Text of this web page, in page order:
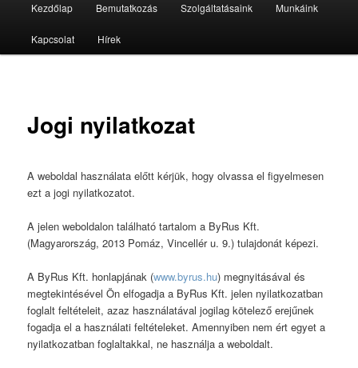
Tovább
az
Kezdőlap Bemutatkozás Szolgáltatásaink Munkáink
Kapcsolat Hírek
Jogi nyilatkozat
A weboldal használata előtt kérjük, hogy olvassa el figyelmesen
ezt a jogi nyilatkozatot.
A jelen weboldalon található tartalom a ByRus Kft.
(Magyarország, 2013 Pomáz, Vincellér u. 9.) tulajdonát képezi.
A ByRus Kft. honlapjának (www.byrus.hu) megnyitásával és
megtekintésével Ön elfogadja a ByRus Kft. jelen nyilatkozatban
foglalt feltételeit, azaz használatával jogilag kötelező erejűnek
fogadja el a használati feltételeket. Amennyiben nem ért egyet a
nyilatkozatban foglaltakkal, ne használja a weboldalt.